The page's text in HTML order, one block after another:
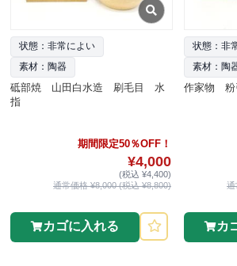
状態：非常によい
素材：陶器
砥部焼 山田白水造 刷毛目 水
指
期間限定50％OFF！
¥4,000
(税込 ¥4,400)
通常価格 ¥8,000 (税込 ¥8,800)
カゴに入れる
状態：非
素材：陶
作家物
通
カ